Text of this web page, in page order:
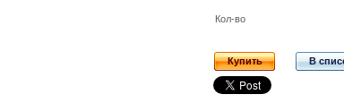
Кол-во
Купить В